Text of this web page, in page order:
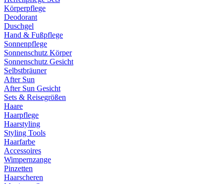
Körperpflege
Deodorant
Duschgel
Hand & Fußpflege
Sonnenpflege
Sonnenschutz Körper
Sonnenschutz Gesicht
Selbstbräuner
After Sun
After Sun Gesicht
Sets & Reisegrößen
Haare
Haarpflege
Haarstyling
Styling Tools
Haarfarbe
Accessoires
Wimpernzange
Pinzetten
Haarscheren